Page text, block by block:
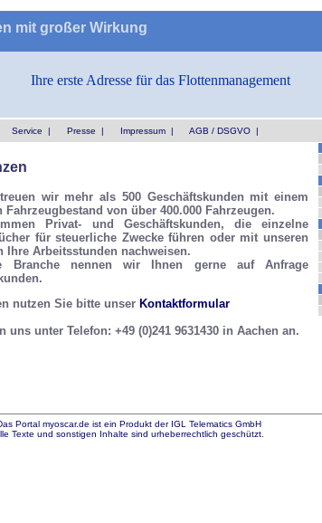
mit großer Wirkung
Ihre erste Adresse für das Flottenmanagement
Service | Presse | Impressum | AGB / DSGVO |
wir mehr als 500 Geschäftskunden mit einem
Fahrzeugbestand von über 400.000 Fahrzeugen.
Privat- und Geschäftskunden, die einzelne
für steuerliche Zwecke führen oder mit unseren
Ihre Arbeitsstunden nachweisen.
Branche nennen wir Ihnen gerne auf Anfrage
nutzen Sie bitte unser Kontaktformular
uns unter Telefon: +49 (0)241 9631430 in Aachen an.
Portal myoscar.de ist ein Produkt der IGL Telematics GmbH
Texte und sonstigen Inhalte sind urheberrechtlich geschützt.